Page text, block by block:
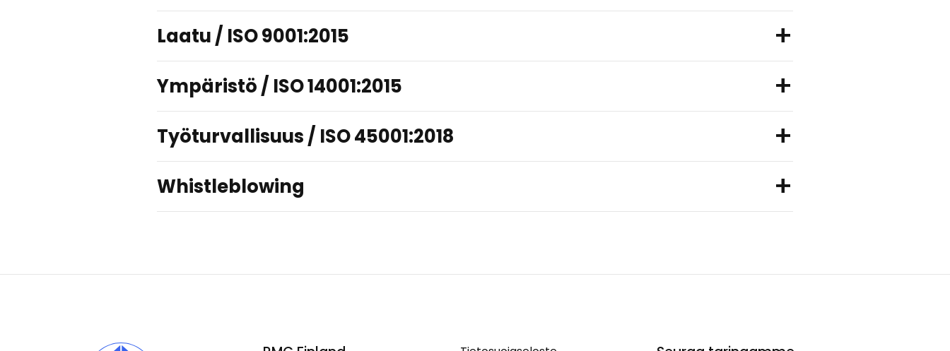
Laatu / ISO 9001:2015
Ympäristö / ISO 14001:2015
Työturvallisuus / ISO 45001:2018
Whistleblowing